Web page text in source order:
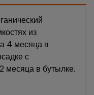
из
4 месяца в
с
месяца в бутылке.